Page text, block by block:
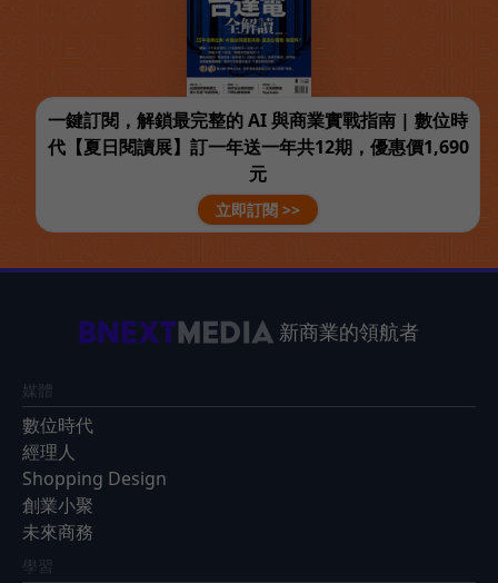
一鍵訂閱，解鎖最完整的 AI 與商業實戰指南 | 數位時
代【夏日閱讀展】訂一年送一年共12期，優惠價1,690
元
立即訂閱 >>
新商業的領航者
媒體
數位時代
經理人
Shopping Design
創業小聚
未來商務
學習